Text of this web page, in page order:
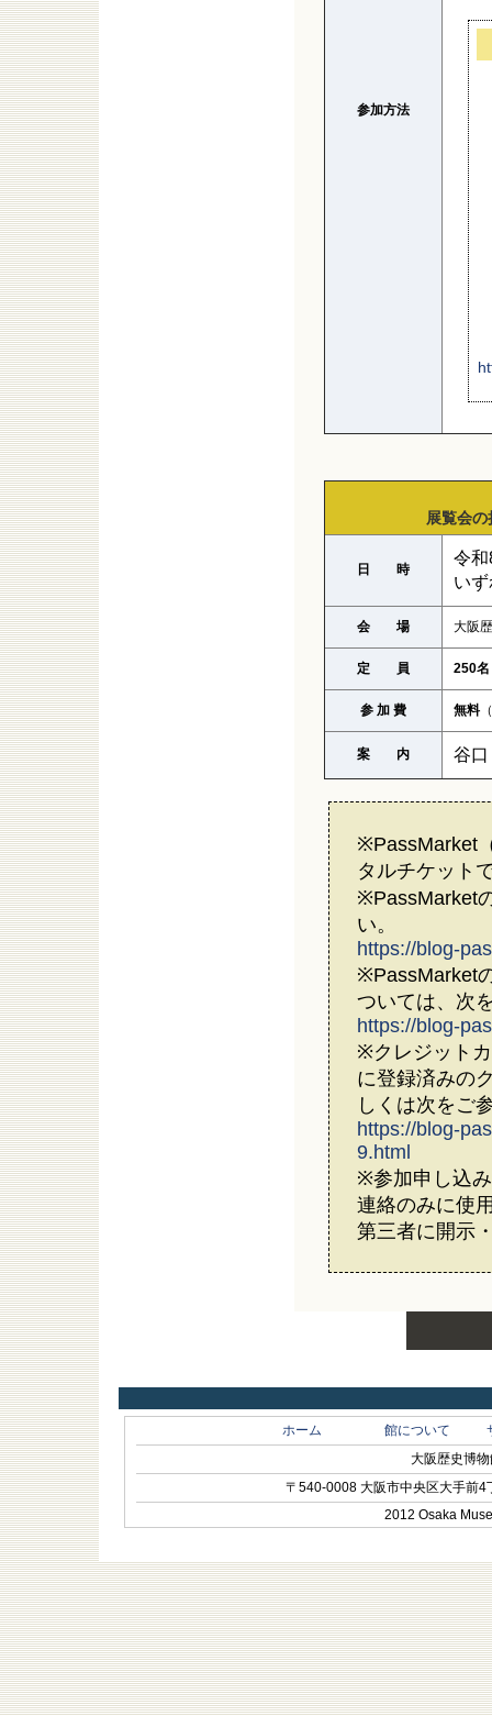
参加方法
展覧会
日 時
令
い
会 場 大阪
定 員 250名
参 加 費 無料
案 内 谷
※PassMarket
タルチケット
※PassMarket
い。
https://blog-
※PassMarket
ついては、次
https://blog-
※クレジット
に登録済みの
しくは次をご
https://blog-
9.html
※参加申し込
連絡のみに使
第三者に開示
ホーム 館について
大阪歴史博
〒540-0008 大阪市中央区大手
2012 Osaka